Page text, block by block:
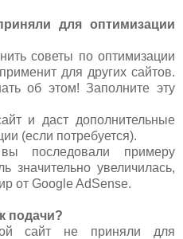
для оптимизации
советы по оптимизации
для других сайтов.
об этом! Заполните эту
и даст дополнительные
(если потребуется).
последовали примеру
значительно увеличилась,
от Google AdSense.
подачи?
сайт не приняли для